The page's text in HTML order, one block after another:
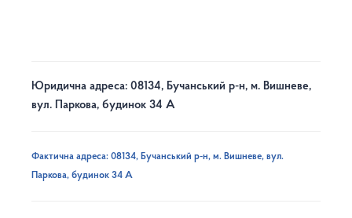
Юридична адреса: 08134, Бучанський р-н, м. Вишневе,
вул. Паркова, будинок 34 А
Фактична адреса: 08134, Бучанський р-н, м. Вишневе, вул.
Паркова, будинок 34 А